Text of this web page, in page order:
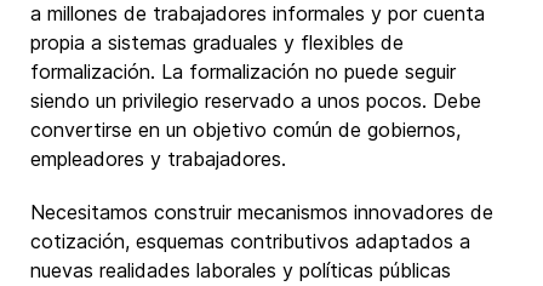
a millones de trabajadores informales y por cuenta
propia a sistemas graduales y flexibles de
formalización. La formalización no puede seguir
siendo un privilegio reservado a unos pocos. Debe
convertirse en un objetivo común de gobiernos,
empleadores y trabajadores.
Necesitamos construir mecanismos innovadores de
cotización, esquemas contributivos adaptados a
nuevas realidades laborales y políticas públicas